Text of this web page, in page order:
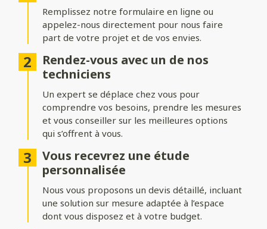
Choisissez une toiture rigide en verre ou polycarbonate pour
une protection optimale, une toiture bioclimatique à lames
orientables pour gérer l’ensoleillement, ou une toile pour une
ambiance légère et aérée.
Structure : Indépendante ou
adossée
Installez votre pergola où vous le souhaitez ! Une structure
indépendante permet de créer un espace isolé au cœur du
jardin, tandis qu’une pergola adossée prolonge
harmonieusement votre maison.
Nombreuses options de
personnalisation
Ajoutez des stores ou parois pour vous protéger du vent,
intégrez un éclairage LED pour profiter d’agréables soirées, ou
Remplissez notre formulaire en ligne ou
appelez-nous directement pour nous faire
part de votre projet et de vos envies.
Rendez-vous avec un de nos
techniciens
Un expert se déplace chez vous pour
comprendre vos besoins, prendre les mesures
et vous conseiller sur les meilleures options
qui s’offrent à vous.
Vous recevrez une étude
personnalisée
Nous vous proposons un devis détaillé, incluant
une solution sur mesure adaptée à l’espace
dont vous disposez et à votre budget.